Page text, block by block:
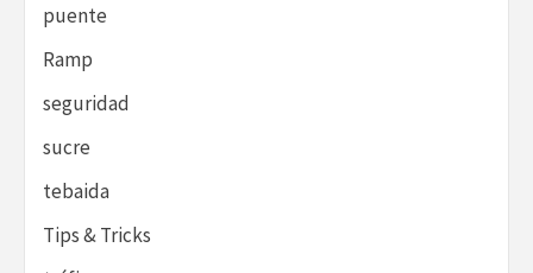
puente
Ramp
seguridad
sucre
tebaida
Tips & Tricks